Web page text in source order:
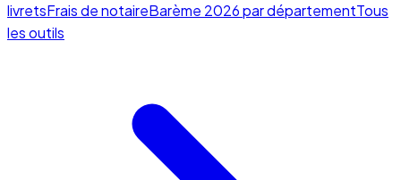
livretsFrais de notaireBarème 2026 par départementTous
les outils